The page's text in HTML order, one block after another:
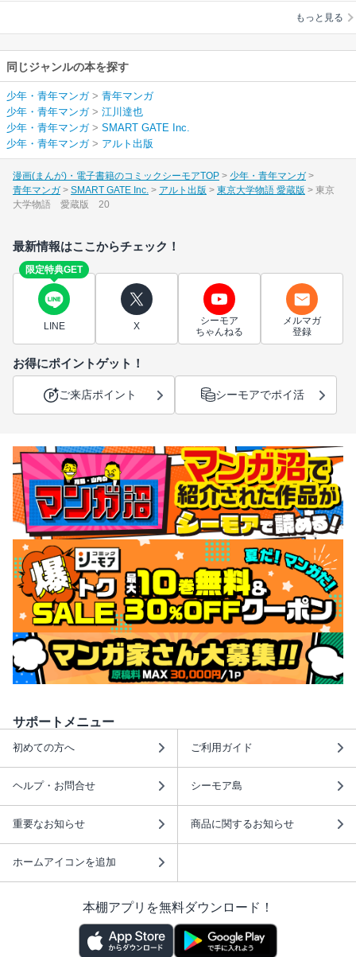
もっと見る
同じジャンルの本を探す
少年・青年マンガ> 青年マンガ
少年・青年マンガ> 江川達也
少年・青年マンガ> SMART GATE Inc.
少年・青年マンガ> アルト出版
漫画(まんが)・電子書籍のコミックシーモアTOP
少年・青年マンガ
青年マンガ
SMART GATE Inc. アルト出版 東京大学物語 愛蔵版
東京
大学物語 愛蔵版 20
最新情報はここからチェック！
限定特典GET
LINE X
シーモア
ちゃんねる
メルマガ
登録
お得にポイントゲット！
ご来店ポイント シーモアでポイ活
サポートメニュー
初めての方へ ご利用ガイド
ヘルプ・お問合せ シーモア島
重要なお知らせ 商品に関するお知らせ
ホームアイコンを追加
本棚アプリを無料ダウンロード！